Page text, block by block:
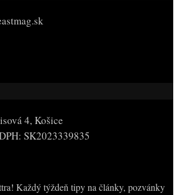
4, Košice
SK2023339835
Každý týždeň tipy na články, pozvánky